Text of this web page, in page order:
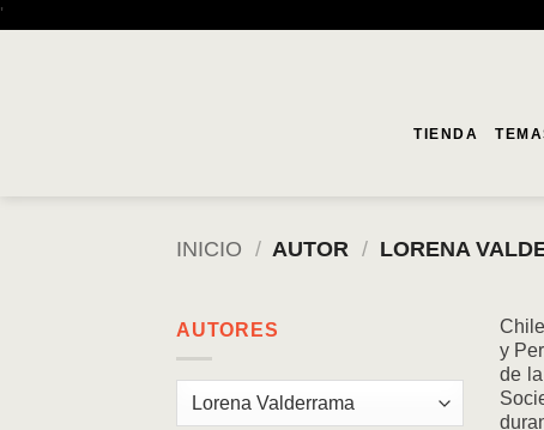
'
TIENDA
INICIO / AUTOR / LORENA
AUTORES
y
de